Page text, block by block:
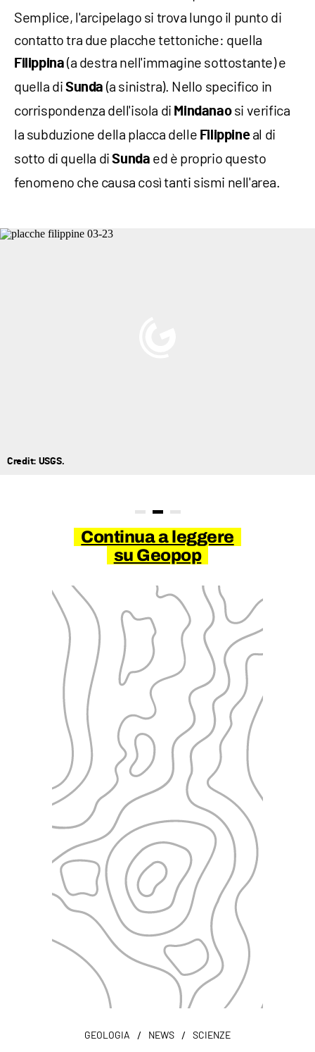
Semplice, l'arcipelago si trova lungo il punto di
contatto tra due placche tettoniche: quella
Filippina (a destra nell'immagine sottostante) e
quella di Sunda (a sinistra). Nello specifico in
corrispondenza dell'isola di Mindanaosi verifica
la subduzione della placca delle Filippineal di
sotto di quella diSunda ed è proprio questo
fenomeno che causa così tanti sismi nell'area.
Credit: USGS.
Continua a leggere
su Geopop
GEOLOGIA / NEWS / SCIENZE